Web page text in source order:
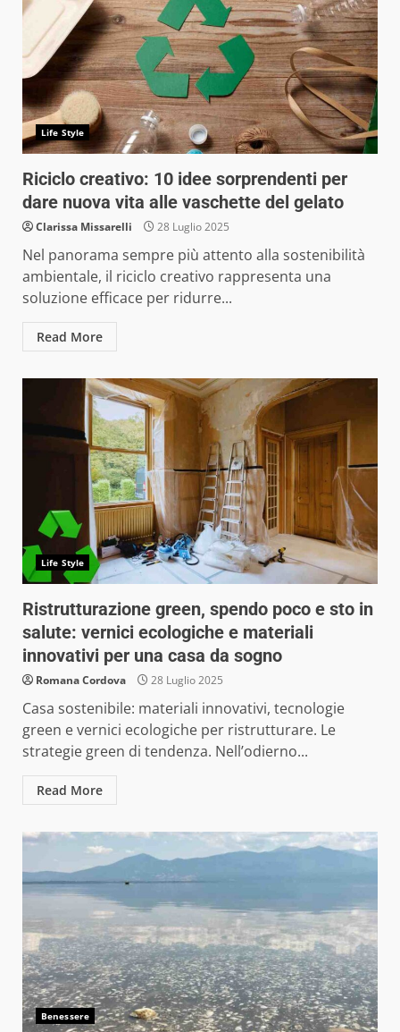
Life Style
Riciclo creativo: 10 idee sorprendenti per
dare nuova vita alle vaschette del gelato
Clarissa Missarelli 28 Luglio 2025
Nel panorama sempre più attento alla sostenibilità
ambientale, il riciclo creativo rappresenta una
soluzione efficace per ridurre...
Read More
Life Style
Ristrutturazione green, spendo poco e sto in
salute: vernici ecologiche e materiali
innovativi per una casa da sogno
Romana Cordova 28 Luglio 2025
Casa sostenibile: materiali innovativi, tecnologie
green e vernici ecologiche per ristrutturare. Le
strategie green di tendenza. Nell’odierno...
Read More
Benessere